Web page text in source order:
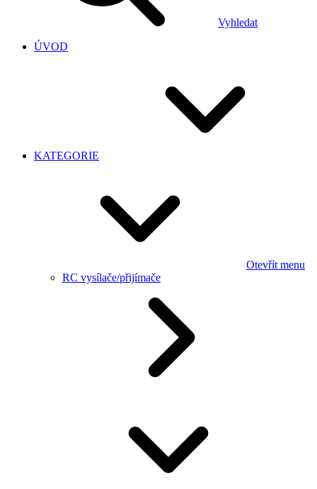
Vyhledat
ÚVOD
KATEGORIE
Otevřít menu
RC vysílače/přijímače